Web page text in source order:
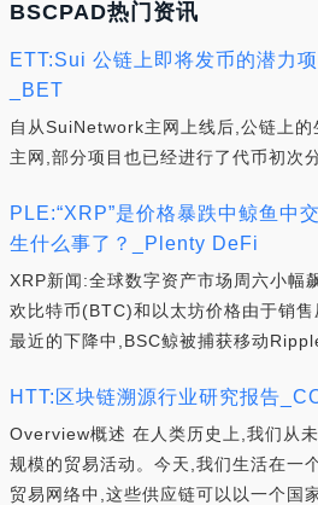
BSCPAD热门资讯
ETT:Sui 公链上即将发币的潜力
_BET
自从SuiNetwork主网上线后,公链上
主网,部分项目也已经进行了代币初次
PLE:“XRP”是价格暴跌中鲸鱼中
生什么事了？_Plenty DeFi
XRP新闻:全球数字资产市场周六小幅
欢比特币(BTC)和以太坊价格由于销
最近的下降中,BSC鲸被捕获移动
HTT:区块链溯源行业研究报告
Overview概述 在人类历史上,我们从
规模的贸易活动。今天,我们生活在一
贸易网络中,这些供应链可以以一个国